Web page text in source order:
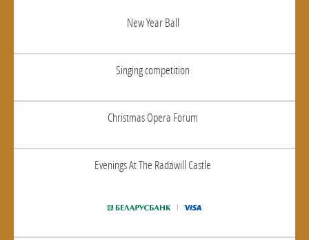
New Year Ball
Singing competition
Christmas Opera Forum
Evenings At The Radziwill Castle